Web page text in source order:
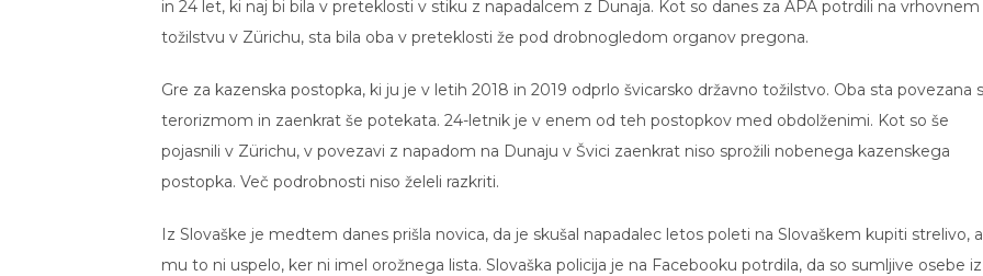
in 24 let, ki naj bi bila v preteklosti v stiku z napadalcem z Dunaja. Kot so danes za APA potrdili na vrhovnem
tožilstvu v Zürichu, sta bila oba v preteklosti že pod drobnogledom organov pregona.
Gre za kazenska postopka, ki ju je v letih 2018 in 2019 odprlo švicarsko državno tožilstvo. Oba sta povezana s
terorizmom in zaenkrat še potekata. 24-letnik je v enem od teh postopkov med obdolženimi. Kot so še
pojasnili v Zürichu, v povezavi z napadom na Dunaju v Švici zaenkrat niso sprožili nobenega kazenskega
postopka. Več podrobnosti niso želeli razkriti.
Iz Slovaške je medtem danes prišla novica, da je skušal napadalec letos poleti na Slovaškem kupiti strelivo, a
mu to ni uspelo, ker ni imel orožnega lista. Slovaška policija je na Facebooku potrdila, da so sumljive osebe iz